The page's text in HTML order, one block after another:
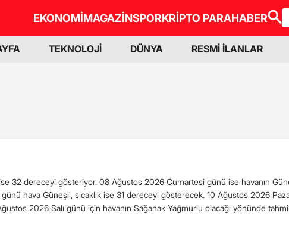
EKONOMİMAGAZİNSPORKRİPTO PARAHABER
TEKNOLOJİ DÜNYA RESMİ İLANLAR
32 dereceyi gösteriyor. 08 Ağustos 2026 Cumartesi günü ise havanın
hava Güneşli, sıcaklık ise 31 dereceyi gösterecek. 10 Ağustos 2026
2026 Salı günü için havanın Sağanak Yağmurlu olacağı yönünde